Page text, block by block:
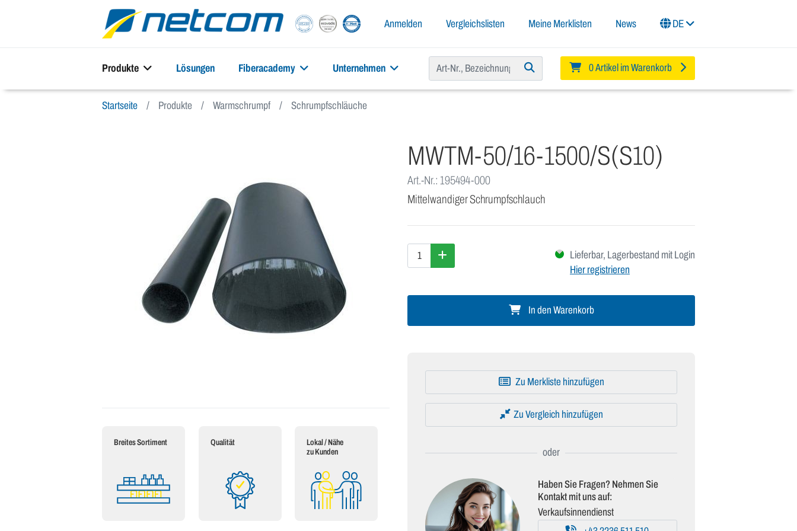
Anmelden Vergleichslisten Meine Merklisten News DE
Produkte Lösungen Fiberacademy Unternehmen 0 Artikel im Warenkorb
Startseite Produkte Warmschrumpf Schrumpfschläuche
Breites Sortiment Qualität
Lokal / Nähe
zu Kunden
MWTM-50/16-1500/S(S10)
Art.-Nr.: 195494-000
Mittelwandiger Schrumpfschlauch
Lieferbar, Lagerbestand mit Login
Hier registrieren
In den Warenkorb
Zu Merkliste hinzufügen
Zu Vergleich hinzufügen
Haben Sie Fragen? Nehmen Sie
Kontakt mit uns auf:
Verkaufsinnendienst